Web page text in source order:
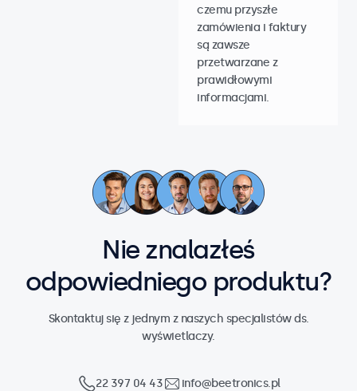
czemu przyszłe
zamówienia i faktury
są zawsze
przetwarzane z
prawidłowymi
informacjami.
Nie znalazłeś
odpowiedniego produktu?
Skontaktuj się z jednym z naszych specjalistów ds.
wyświetlaczy.
22 397 04 43 info@beetronics.pl